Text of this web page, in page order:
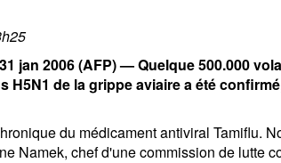
jan 2006 (AFP) — Quelque 500.000
H5N1 de la grippe aviaire a été
du médicament antiviral Tamiflu.
Namek, chef d'une commission de lutte